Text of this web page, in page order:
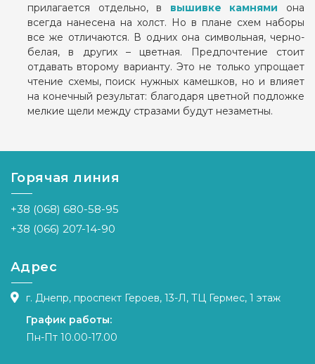
прилагается отдельно, в вышивке камнями она
всегда нанесена на холст. Но в плане схем наборы
все же отличаются. В одних она символьная, черно-
белая, в других – цветная. Предпочтение стоит
отдавать второму варианту. Это не только упрощает
чтение схемы, поиск нужных камешков, но и влияет
на конечный результат: благодаря цветной подложке
мелкие щели между стразами будут незаметны.
Горячая линия
+38 (068) 680-58-95
+38 (066) 207-14-90
Адрес
г. Днепр, проспект Героев, 13-Л, ТЦ Гермес, 1 этаж
График работы:
Пн-Пт 10.00-17.00